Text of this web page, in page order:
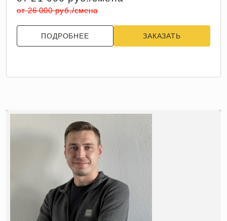
от 26 000 руб./смена
ПОДРОБНЕЕ ЗАКАЗАТЬ